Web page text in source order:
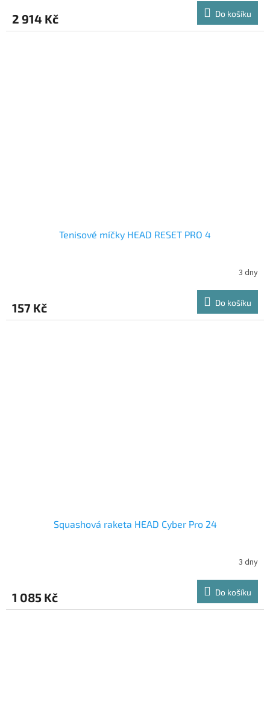
2 914 Kč Do košíku
Tenisové míčky HEAD RESET PRO 4
3 dny
157 Kč Do košíku
Squashová raketa HEAD Cyber Pro 24
3 dny
1 085 Kč Do košíku